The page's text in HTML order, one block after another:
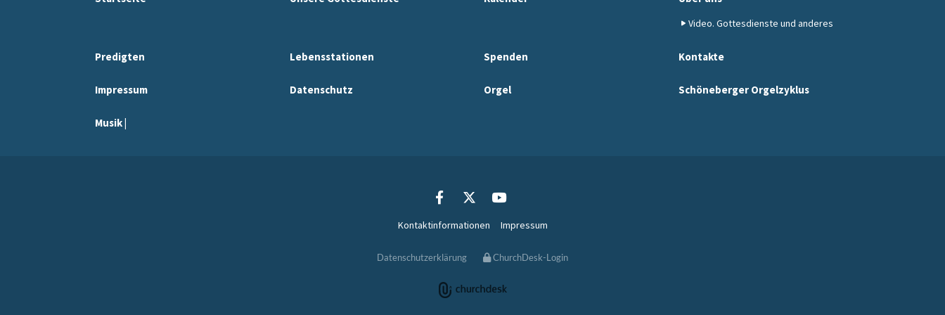
Video. Gottesdienste und anderes
Predigten Lebensstationen Spenden Kontakte
Impressum Datenschutz Orgel Schöneberger Orgelzyklus
Musik |
Kontaktinformationen Impressum
Datenschutzerklärung ChurchDesk-Login